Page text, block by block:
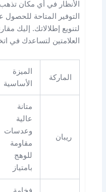
الأنظار في أي مكان
التوفير المتاحة
لتنويع إطلالاتك. إليك
العلامتين لتساعدك في
الماركة
الميزة
الأساسية
ريبان
متانة
عالية
وعدسات
مقاومة
للوهج
بامتياز